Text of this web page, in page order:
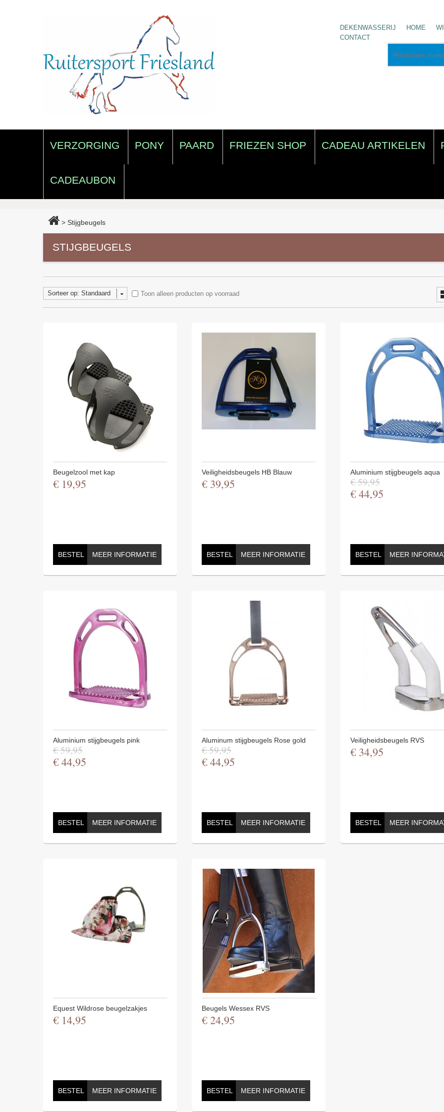
DEKENWASSERIJ HOME
CONTACT
VERZORGING PONY PAARD FRIEZEN SHOP CADEAU ARTIKELEN
CADEAUBON
> Stijgbeugels
STIJGBEUGELS
Sorteer op: Standaard Toon alleen producten op voorraad
Beugelzool met kap
€ 19,95
BESTEL MEER INFORMATIE
Veiligheidsbeugels HB Blauw
€ 39,95
BESTEL MEER INFORMATIE
Aluminium stijgbeugels aqua
€ 59,95
€ 44,95
BESTEL MEER
Aluminium stijgbeugels pink
€ 59,95
€ 44,95
BESTEL MEER INFORMATIE
Aluminum stijgbeugels Rose gold
€ 59,95
€ 44,95
BESTEL MEER INFORMATIE
Veiligheidsbeugels RVS
€ 34,95
BESTEL MEER
Equest Wildrose beugelzakjes
€ 14,95
BESTEL MEER INFORMATIE
Beugels Wessex RVS
€ 24,95
BESTEL MEER INFORMATIE